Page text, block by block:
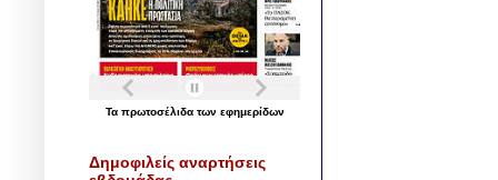
Τα πρωτοσέλιδα των εφημερίδων
Δημοφιλείς αναρτήσεις